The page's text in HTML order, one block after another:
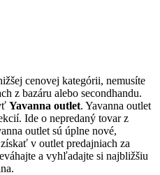
cenovej kategórii, nemusíte
z bazáru alebo secondhandu.
Yavanna outlet. Yavanna outlet
Ide o nepredaný tovar z
outlet sú úplne nové,
v outlet predajniach za
a vyhľadajte si najbližšiu